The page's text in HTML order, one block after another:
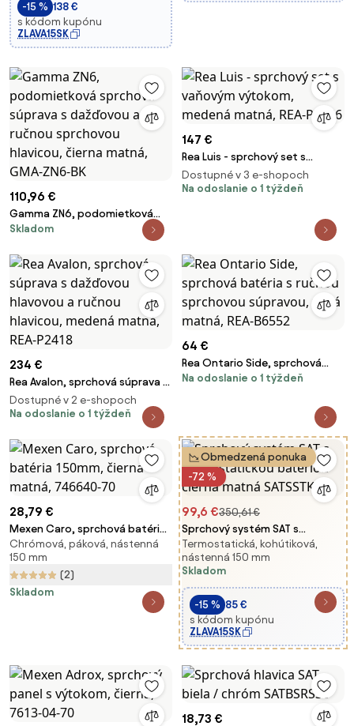
-15 % 138 €
s kódom kupónu
ZLAVA15SK
110,96 €
Gamma ZN6, podomietková
sprchová súprava s dažďovou
čierna matná, GMA-ZN6-BK
Skladom
147 €
Rea Luis - sprchový set s
vaňovým výtokom, medená
matná, REA-P7156
Dostupné v 3 e-shopoch
Na odoslanie o 1 týždeň
234 €
Rea Avalon, sprchová súprava s
dažďovou hlavovou a ručnou
hlavicou, medená matná, REA-
Dostupné v 2 e-shopoch
Na odoslanie o 1 týždeň
64 €
Rea Ontario Side, sprchová
batéria s ručnou sprchovou
Na odoslanie o 1 týždeň
28,79 €
Mexen Caro, sprchová batéria
150mm, čierna matná, 746640-
70
Chrómová, páková, nástenná
150 mm
(2)
Skladom
Obmedzená ponuka
-72 %
99,6 €350,61 €
Sprchový systém SAT s
termostatickou batériou
čierna matná SATSSTKPC
Termostatická, kohútiková,
nástenná 150 mm
Skladom
-15 % 85 €
s kódom kupónu
ZLAVA15SK
18,73 €